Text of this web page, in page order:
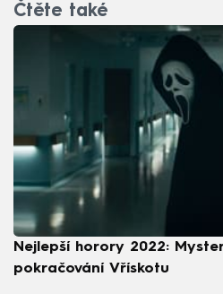
Čtěte také
Nejlepší horory 2022:
pokračování Vřískotu